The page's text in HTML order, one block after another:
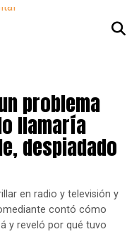
problema
llamaría
despiadado
en radio y televisión y
contó cómo
y reveló por qué tuvo